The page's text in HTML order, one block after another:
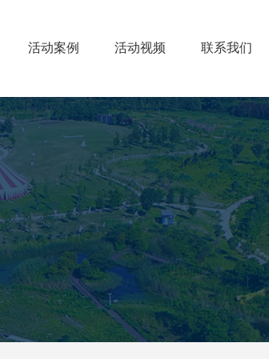
活动案例 活动视频 联系我们